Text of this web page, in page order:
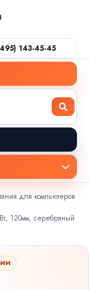
143-45-45
для компьютеров
120мм, серебряный